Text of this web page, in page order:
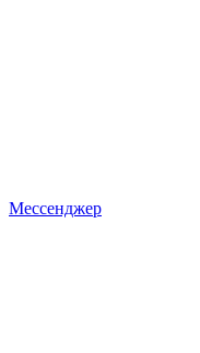
Мессенджер